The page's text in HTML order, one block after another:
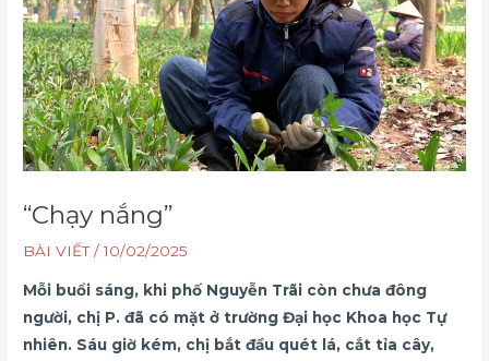
“Chạy nắng”
BÀI VIẾT/10/02/2025
Mỗi buổi sáng, khi phố Nguyễn Trãi còn chưa đông
người, chị P. đã có mặt ở trường Đại học Khoa học Tự
nhiên. Sáu giờ kém, chị bắt đầu quét lá, cắt tỉa cây,